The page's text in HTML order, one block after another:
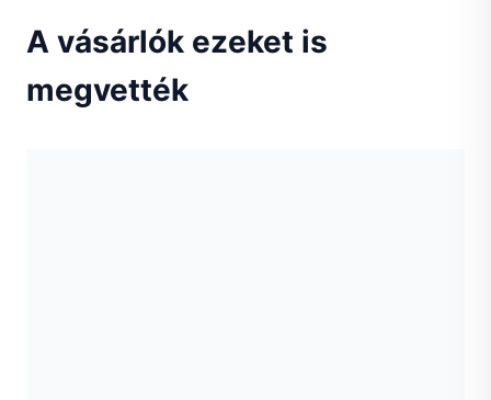
A vásárlók ezeket is
megvették